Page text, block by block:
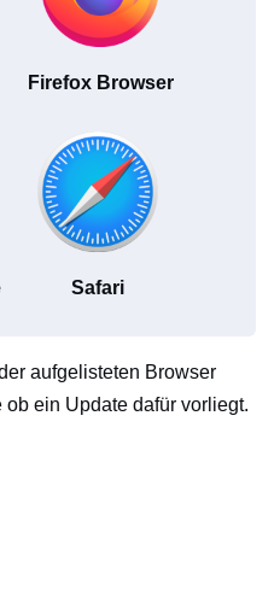
Firefox Browser
Safari
aufgelisteten Browser
ein Update dafür vorliegt.